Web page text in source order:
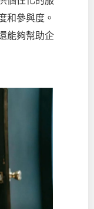
和參與度。
能夠幫助企